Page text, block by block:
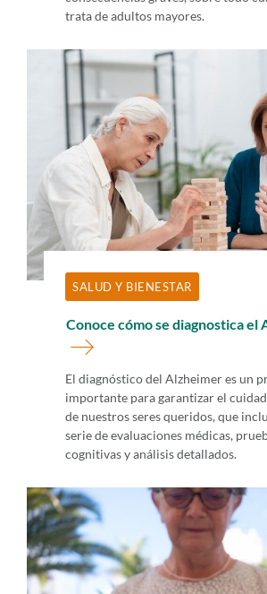
trata de adultos mayores.
SALUD Y BIENESTAR
Conoce cómo se diagnostica el
El diagnóstico del Alzheimer es un
importante para garantizar el
de nuestros seres queridos, que
serie de evaluaciones médicas,
cognitivas y análisis detallados.